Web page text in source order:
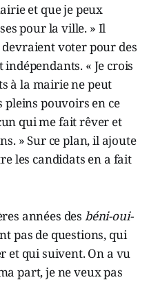
et que je peux
pour la ville. » Il
voter pour des
« Je crois
à la mairie ne peut
pouvoirs en ce
qui me fait rêver et
» Sur ce plan, il ajoute
les candidats en a fait
années des béni-oui-
pas de questions, qui
et qui suivent. On a vu
part, je ne veux pas